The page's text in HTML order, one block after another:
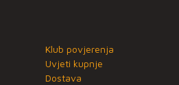
Klub povjerenja
Uvjeti kupnje
Dostava